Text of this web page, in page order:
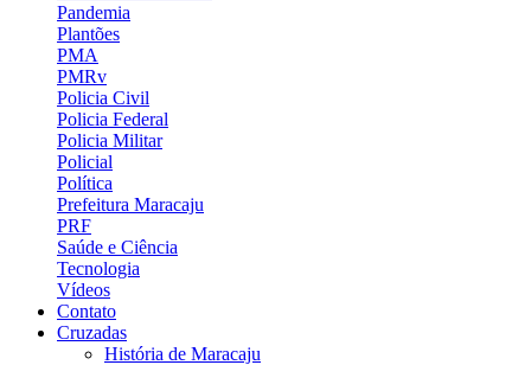
Pandemia
Plantões
PMA
PMRv
Policia Civil
Policia Federal
Policia Militar
Policial
Política
Prefeitura Maracaju
PRF
Saúde e Ciência
Tecnologia
Vídeos
Contato
Cruzadas
História de Maracaju